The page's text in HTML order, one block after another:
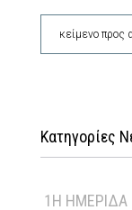
Κατηγορίες
1Η ΗΜΕΡΊΔΑ